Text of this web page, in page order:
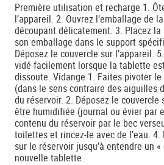
Première utilisation et recharge 1.
l’appareil. 2. Ouvrez l’emballage de
découpant délicatement. 3. Placez
son emballage dans le support
Déposez le couvercle sur l’appareil.
vidé facilement lorsque la tablette
dissoute. Vidange 1. Faites pivoter le
(dans le sens contraire des aiguilles
du réservoir. 2. Déposez le
être humidifiée (journal ou évier par
contenu du réservoir par le bec
toilettes et rincez-le avec de l’eau. 4.
sur le réservoir jusqu’à entendre un
nouvelle tablette.